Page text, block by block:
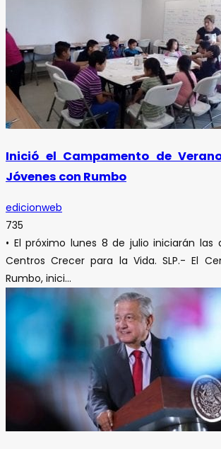
Inició el Campamento de
Jóvenes con Rumbo
edicionweb
735
• El próximo lunes 8 de julio iniciarán las
Centros Crecer para la Vida. SLP.- El
Rumbo, inici...